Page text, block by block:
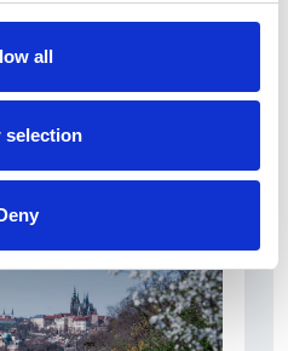
all
selection
ceca ha raggiunto il